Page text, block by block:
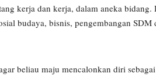
kerja dan kerja, dalam aneka
budaya, bisnis, pengembangan
beliau maju mencalonkan diri